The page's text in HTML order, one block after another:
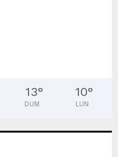
13°
DUM
10°
LUN